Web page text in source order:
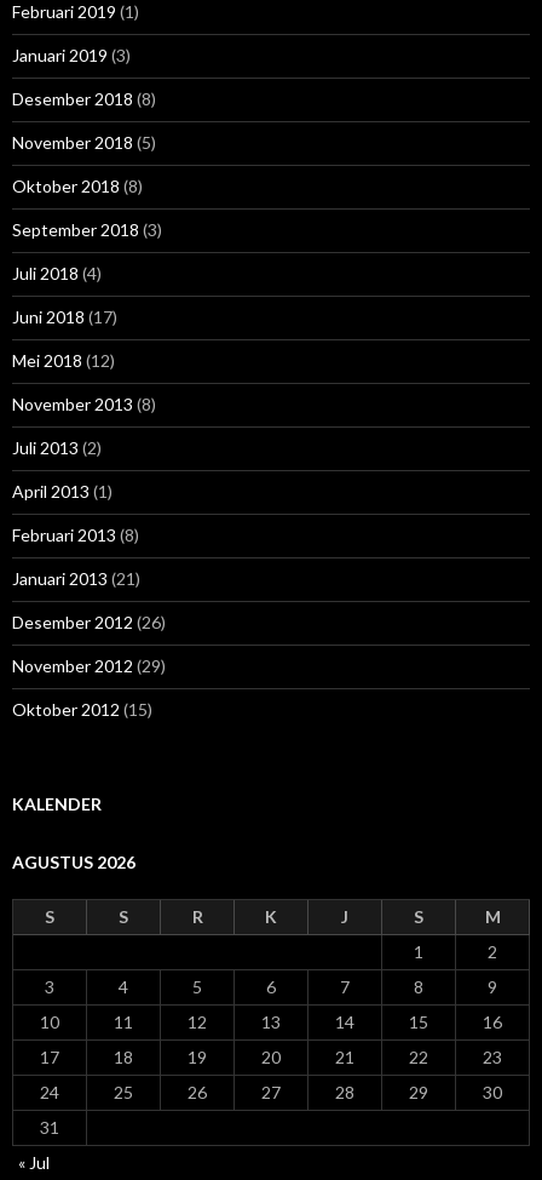
Februari 2019 (1)
Januari 2019 (3)
Desember 2018 (8)
November 2018 (5)
Oktober 2018 (8)
September 2018 (3)
Juli 2018 (4)
Juni 2018 (17)
Mei 2018 (12)
November 2013 (8)
Juli 2013 (2)
April 2013 (1)
Februari 2013 (8)
Januari 2013 (21)
Desember 2012 (26)
November 2012 (29)
Oktober 2012 (15)
KALENDER
AGUSTUS 2026
S S R K J S
M
1
2
3
4 5 6 7 8
9
10
11 12 13 14 15
16
17
18 19 20 21 22
23
24
25 26 27 28 29
30
31
« Jul